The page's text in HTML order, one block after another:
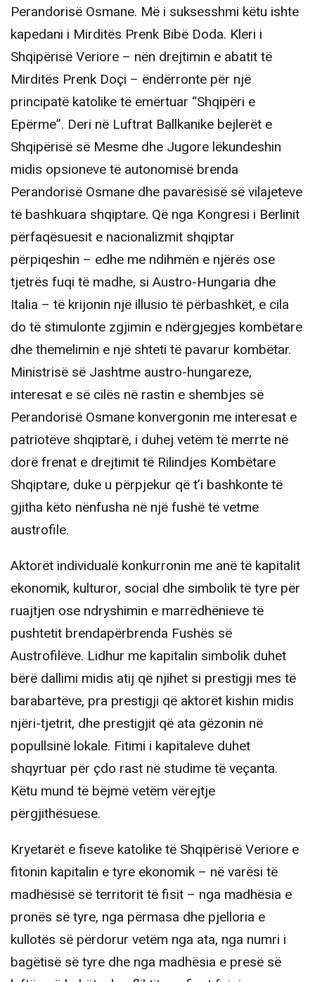
Perandorisë Osmane. Më i suksesshmi këtu ishte
kapedani i Mirditës Prenk Bibë Doda. Kleri i
Shqipërisë Veriore – nën drejtimin e abatit të
Mirditës Prenk Doçi – ëndërronte për një
principatë katolike të emërtuar “Shqipëri e
Epërme”. Deri në Luftrat Ballkanike bejlerët e
Shqipërisë së Mesme dhe Jugore lëkundeshin
midis opsioneve të autonomisë brenda
Perandorisë Osmane dhe pavarësisë së vilajeteve
të bashkuara shqiptare. Që nga Kongresi i Berlinit
përfaqësuesit e nacionalizmit shqiptar
përpiqeshin – edhe me ndihmën e njërës ose
tjetrës fuqi të madhe, si Austro-Hungaria dhe
Italia – të krijonin një illusio të përbashkët, e cila
do të stimulonte zgjimin e ndërgjegjes kombëtare
dhe themelimin e një shteti të pavarur kombëtar.
Ministrisë së Jashtme austro-hungareze,
interesat e së cilës në rastin e shembjes së
Perandorisë Osmane konvergonin me interesat e
patriotëve shqiptarë, i duhej vetëm të merrte në
dorë frenat e drejtimit të Rilindjes Kombëtare
Shqiptare, duke u përpjekur që t’i bashkonte të
gjitha këto nënfusha në një fushë të vetme
austrofile.
Aktorët individualë konkurronin me anë të kapitalit
ekonomik, kulturor, social dhe simbolik të tyre për
ruajtjen ose ndryshimin e marrëdhënieve të
pushtetit brendapërbrenda Fushës së
Austrofilëve. Lidhur me kapitalin simbolik duhet
bërë dallimi midis atij që njihet si prestigji mes të
barabartëve, pra prestigji që aktorët kishin midis
njëri-tjetrit, dhe prestigjit që ata gëzonin në
popullsinë lokale. Fitimi i kapitaleve duhet
shqyrtuar për çdo rast në studime të veçanta.
Këtu mund të bëjmë vetëm vërejtje
përgjithësuese.
Kryetarët e fiseve katolike të Shqipërisë Veriore e
fitonin kapitalin e tyre ekonomik – në varësi të
madhësisë së territorit të fisit – nga madhësia e
pronës së tyre, nga përmasa dhe pjelloria e
kullotës së përdorur vetëm nga ata, nga numri i
bagëtisë së tyre dhe nga madhësia e presë së